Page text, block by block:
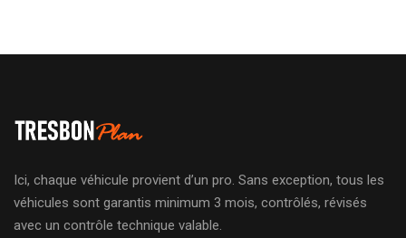
Ici, chaque véhicule provient d’un pro. Sans exception, tous les
véhicules sont garantis minimum 3 mois, contrôlés, révisés
avec un contrôle technique valable.